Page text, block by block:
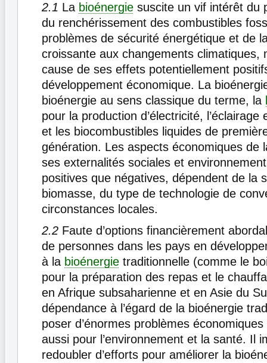
2.1 La bioénergie suscite un vif intérêt du
du renchérissement des combustibles
problèmes de sécurité énergétique et de
croissante aux changements climatiques,
cause de ses effets potentiellement
développement économique. La
bioénergie au sens classique du terme, la
pour la production d’électricité, l’éclairage
et les biocombustibles liquides de
génération. Les aspects économiques de
ses externalités sociales et
positives que négatives, dépendent de la
biomasse, du type de technologie de
circonstances locales.
2.2 Faute d’options financièrement
de personnes dans les pays en
à la bioénergie traditionnelle (comme le
pour la préparation des repas et le
en Afrique subsaharienne et en Asie du
dépendance à l’égard de la bioénergie
poser d’énormes problèmes
aussi pour l’environnement et la santé. Il
redoubler d’efforts pour améliorer la